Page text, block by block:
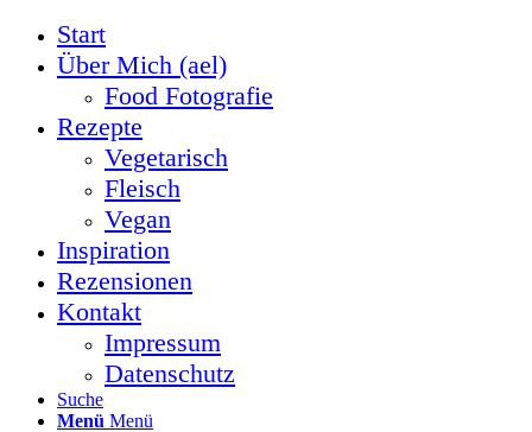
Start
Über Mich (ael)
Food Fotografie
Rezepte
Vegetarisch
Fleisch
Vegan
Inspiration
Rezensionen
Kontakt
Impressum
Datenschutz
Suche
Menü Menü